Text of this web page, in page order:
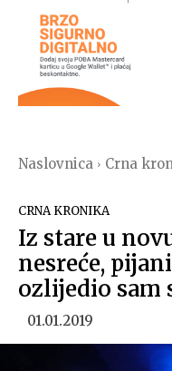
Naslovnica Crna
CRNA KRONIKA
Iz stare u
nesreće,
ozlijedio sam
01.01.2019